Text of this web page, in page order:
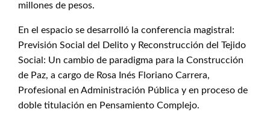
millones de pesos.
En el espacio se desarrolló la conferencia magistral:
Previsión Social del Delito y Reconstrucción del Tejido
Social: Un cambio de paradigma para la Construcción
de Paz, a cargo de Rosa Inés Floriano Carrera,
Profesional en Administración Pública y en proceso de
doble titulación en Pensamiento Complejo.